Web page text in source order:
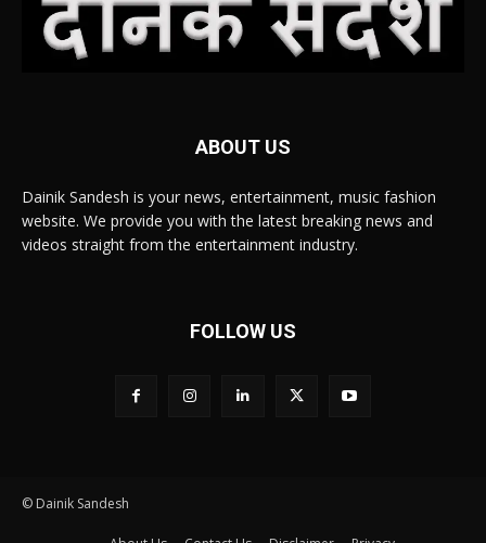
ABOUT US
Dainik Sandesh is your news, entertainment, music fashion
website. We provide you with the latest breaking news and
videos straight from the entertainment industry.
FOLLOW US
© Dainik Sandesh